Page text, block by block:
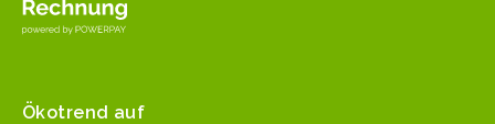
Ökotrend auf